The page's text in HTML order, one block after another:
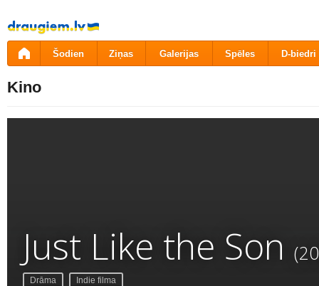
Pāriet
uz
saturu
Šodien Ziņas Galerijas Spēles D-biedri
Kino
Just Like the Son
Drāma Indie filma